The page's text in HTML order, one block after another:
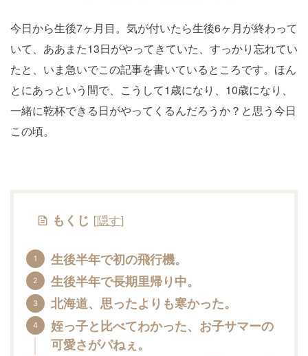
今日から生後7ヶ月目。気が付いたら生後6ヶ月が終わって
いて、ああまた13日がやってきていた、すっかり忘れてい
たと、いま急いでこの記事を書いているところです。ほん
とにあっという間で、こうして1歳になり、10歳になり、
一緒に乾杯できる日がやってくるんだろうか？と思う今日
この頃。
もくじ [隠す]
生後半年で初の飛行機。
生後半年で長期里帰り中。
北海道、思ったよりも寒かった。
姪っ子と比べてわかった、お子サマーの
可愛さがパねぇ。